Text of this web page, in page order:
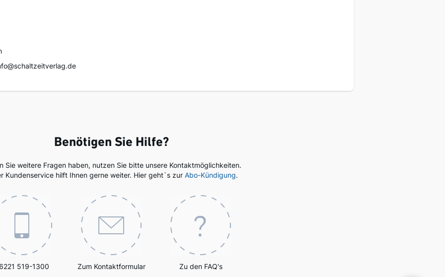
Benötigen Sie Hilfe?
Sie weitere Fragen haben, nutzen Sie bitte unsere Kontaktmöglichkeiten.
Kundenservice hilft Ihnen gerne weiter. Hier geht`s zur Abo-Kündigung.
519-1300 Zum Kontaktformular Zu den FAQ's